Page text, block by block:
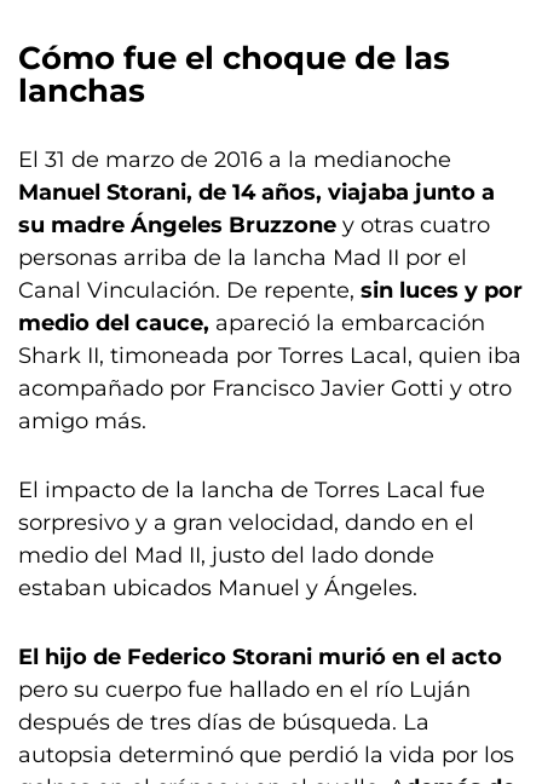
Cómo fue el choque de las
lanchas
El 31 de marzo de 2016 a la medianoche
Manuel Storani, de 14 años, viajaba junto a
su madre Ángeles Bruzzone y otras cuatro
personas arriba de la lancha Mad II por el
Canal Vinculación. De repente, sin luces y por
medio del cauce, apareció la embarcación
Shark II, timoneada por Torres Lacal, quien iba
acompañado por Francisco Javier Gotti y otro
amigo más.
El impacto de la lancha de Torres Lacal fue
sorpresivo y a gran velocidad, dando en el
medio del Mad II, justo del lado donde
estaban ubicados Manuel y Ángeles.
El hijo de Federico Storani murió en el acto
pero su cuerpo fue hallado en el río Luján
después de tres días de búsqueda. La
autopsia determinó que perdió la vida por los